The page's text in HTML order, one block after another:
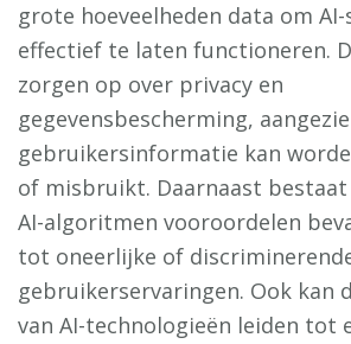
grote hoeveelheden data om
effectief te laten functioneren.
zorgen op over privacy en
gegevensbescherming,
gebruikersinformatie kan
of misbruikt. Daarnaast
AI-algoritmen vooroordelen
tot oneerlijke of
gebruikerservaringen. Ook kan
van AI-technologieën leiden tot